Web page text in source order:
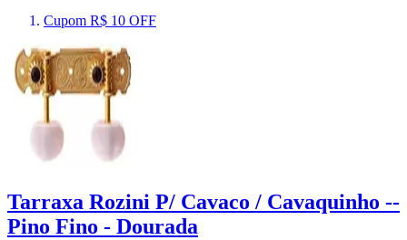
Cupom R$ 10 OFF
Tarraxa Rozini P/ Cavaco / Cavaquinho --
Pino Fino - Dourada